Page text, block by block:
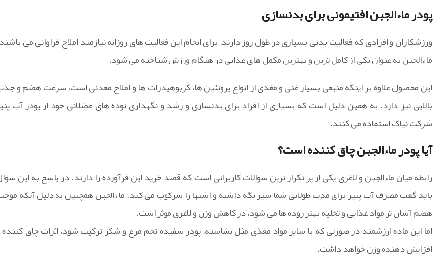
پودر ماءالجبن افتیمونی برای بدنسازی
ورزشکاران و افرادی که فعالیت بدنی بسیاری در طول روز دارند، برای انجام این فعالیت های روزانه نیازمند املاح فراوانی می
ماءالجبن به عنوان یکی از کامل ترین و بهترین مکمل های غذایی در هنگام ورزش شناخته می شود.
این محصول علاوه بر اینکه منبعی بسیار غنی و مغذی از انواع پروتئین ها، کربوهیدرات ها و املاح معدنی است، سرعت هضم و
بالایی نیز دارد. به همین دلیل است که بسیاری از افراد برای بدنسازی و رشد و نگهداری توده های عضلانی خود از پودر آب
شرکت نیاک استفاده می کنند.
آیا پودر ماءالجبن چاق کننده است؟
رابطه میان ماءالجبن و لاغری یکی از پر تکرار ترین سوالات کاربرانی است که قصد خرید این فرآورده را دارند. در پاسخ به این
باید گفت مصرف آب پنیر برای مدت طولانی شما سیر نگه داشته و اشتها را سرکوب می کند. ماءالجبن همچنین به دلیل آنکه
هضم آسان تر مواد غذایی و تخلیه بهتر روده ها می شود، در کاهش وزن و لاغری موثر است.
اما این ماده ارزشمند در صورتی که با سایر مواد مغذی مثل نشاسته، پودر سفیده تخم مرغ و شکر ترکیب شود، اثرات چاق
افزایش دهنده وزن خواهد داشت.